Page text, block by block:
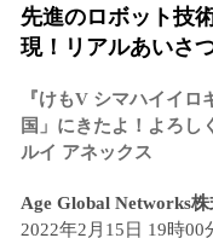
先進のロボット技
現！リアルあいさ
『けもV シマハイイ
国」にきたよ！よろし
ルイ アネックス
Age Global Networks
2022年2月15日 19時00